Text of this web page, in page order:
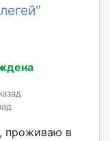
проживаю в